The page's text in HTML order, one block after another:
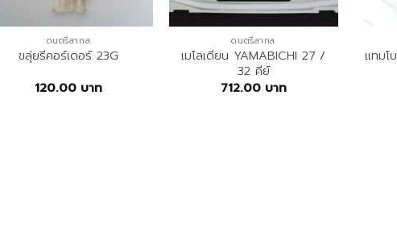
ดนตรีสากล
ขลุ่ยรีคอร์เดอร์ 23G
120.00 บาท
ดนตรีสากล
เมโลเดียน YAMABICHI 27 /
32 คีย์
712.00 บาท
แทมโ